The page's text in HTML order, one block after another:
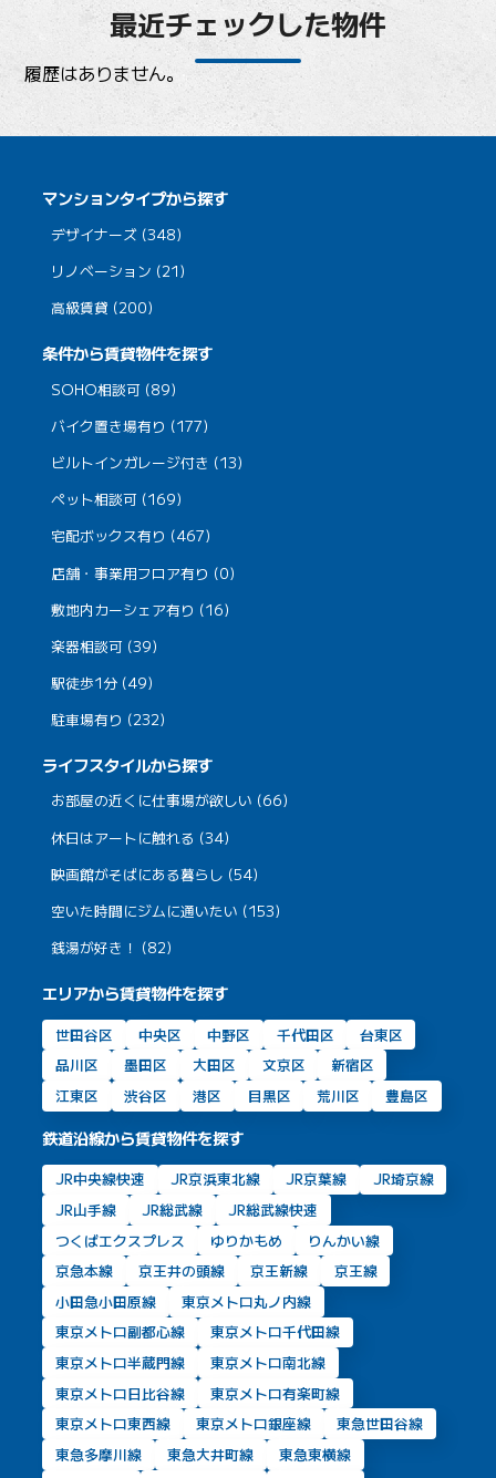
最近チェックした物件
履歴はありません。
マンションタイプから探す
デザイナーズ (348)
リノベーション (21)
高級賃貸 (200)
条件から賃貸物件を探す
SOHO相談可 (89)
バイク置き場有り (177)
ビルトインガレージ付き (13)
ペット相談可 (169)
宅配ボックス有り (467)
店舗・事業用フロア有り (0)
敷地内カーシェア有り (16)
楽器相談可 (39)
駅徒歩1分 (49)
駐車場有り (232)
ライフスタイルから探す
お部屋の近くに仕事場が欲しい (66)
休日はアートに触れる (34)
映画館がそばにある暮らし (54)
空いた時間にジムに通いたい (153)
銭湯が好き！ (82)
エリアから賃貸物件を探す
世田谷区 中央区 中野区 千代田区
台東区
品川区
墨田区 大田区 文京区
新宿区
江東区
渋谷区 港区 目黒区 荒川区 豊島区
鉄道沿線から賃貸物件を探す
JR中央線快速 JR京浜東北線 JR京葉線
JR埼京線
JR山手線
JR総武線
JR総武線快速
つくばエクスプレス
ゆりかもめ
りんかい線
京急本線
京王井の頭線 京王新線
京王線
小田急小田原線
東京メトロ丸ノ内線
東京メトロ副都心線
東京メトロ千代田線
東京メトロ半蔵門線
東京メトロ南北線
東京メトロ日比谷線
東京メトロ有楽町線
東京メトロ東西線
東京メトロ銀座線
東急世田谷線
東急多摩川線
東急大井町線
東急東横線